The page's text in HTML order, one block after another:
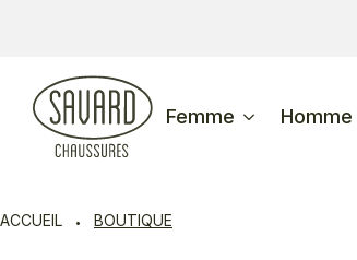
Femme Homme
ACCUEIL BOUTIQUE